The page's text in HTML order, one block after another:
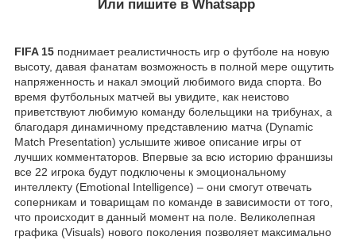
Или пишите в Whatsapp
FIFA 15 поднимает реалистичность игр о футболе на новую
высоту, давая фанатам возможность в полной мере ощутить
напряженность и накал эмоций любимого вида спорта. Во
время футбольных матчей вы увидите, как неистово
приветствуют любимую команду болельщики на трибунах, а
благодаря динамичному представлению матча (Dynamic
Match Presentation) услышите живое описание игры от
лучших комментаторов. Впервые за всю историю франшизы
все 22 игрока будут подключены к эмоциональному
интеллекту (Emotional Intelligence) – они смогут отвечать
соперникам и товарищам по команде в зависимости от того,
что происходит в данный момент на поле. Великолепная
графика (Visuals) нового поколения позволяет максимально